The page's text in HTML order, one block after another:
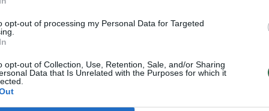
opt-out of processing my Personal Data for Targeted
opt-out of Collection, Use, Retention, Sale, and/or Sharing
Data that Is Unrelated with the Purposes for which it
Vakarėlio favoritas – įdarytos skrudintos
Maistas 2016-07-14